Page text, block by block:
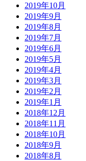
2019年10月
2019年9月
2019年8月
2019年7月
2019年6月
2019年5月
2019年4月
2019年3月
2019年2月
2019年1月
2018年12月
2018年11月
2018年10月
2018年9月
2018年8月